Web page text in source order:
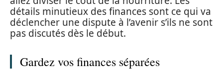
détails minutieux des finances sont ce qui va
déclencher une dispute à l’avenir s’ils ne sont
pas discutés dès le début.
Gardez vos finances séparées